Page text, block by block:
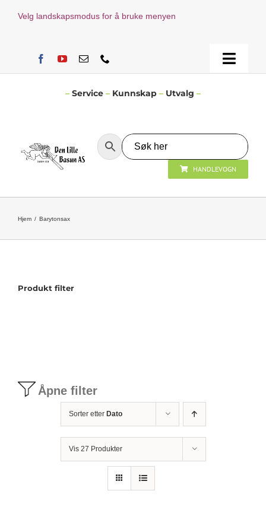
Velg landskapsmodus for å bruke menyen
Toggle
Tilbudstorg
Bager/ etuier
– Service – Kunnskap – Utvalg –
HANDLEVOGN
Hjem Barytonsax
Åpne filter
Sorter etter Dato
Vis 27 Produkter
Produkt filter